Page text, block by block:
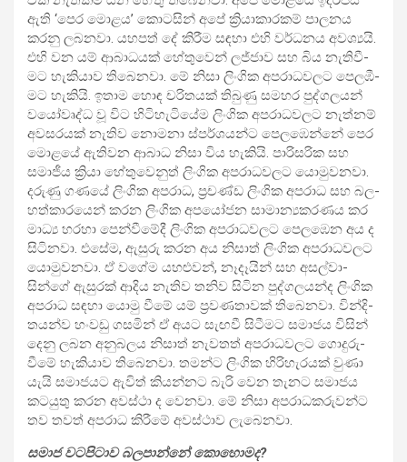
ඇති ‘පෙර මොළය’ කොට­සින් අපේ ක්‍රියා­කා­ර­කම් පාල­නය
කරනු ලබ­නවා. යහ­පත් දේ කිරීම සඳහා එහි වර්ධ­නය අව­ශ්‍යයි.
එහි වන යම් ආබා­ධ­යක් හේතු­වෙන් ලජ්ජාව සහ බිය නැති­වී­
මට හැකි­යාව තිබෙ­නවා. මේ නිසා ලිංගික අප­රා­ධ­ව­ලට පෙල­ඹී­
මට හැකියි. ඉතාම හොඳ චරි­ත­යක් තිබුණු සම­හර පුද්ග­ල­යන්
වයෝ­වෘද්ධ වූ විට හිටි­හැ­ටි­යේම ලිංගික අප­රා­ධ­ව­ලට නැත්නම්
අව­ස­ර­යක් නැතිව නොමනා ස්පර්ශ­යන්ට පෙල­ඹෙන්නේ පෙර
මොළයේ ඇති­වන ආබාධ නිසා විය හැකියි. පාරි­ස­රික සහ
සමා­ජීය ක්‍රියා හේතු­වෙ­නුත් ලිංගික අප­රා­ධ­ව­ලට යොමු­ව­නවා.
දරුණු ගණයේ ලිංගික අප­රාධ, ප්‍රචණ්ඩ ලිංගික අප­රාධ සහ බල­
හ­ත්කා­ර­යෙන් කරන ලිංගික අප­යෝ­ජන සාමා­න්‍ය­ක­ර­ණය කර
මාධ්‍ය හරහා පෙන්වී­මේදී ලිංගික අප­රා­ධ­ව­ලට පෙල­ඹෙන අය ද
සිටි­නවා. එසේම, ඇසුරු කරන අය නිසාත් ලිංගික අප­රා­ධ­ව­ලට
යොමු­ව­නවා. ඒ වගේම යහ­ළු­වන්, නෑදෑ­යින් සහ අස­ල්වා­
සින්ගේ ඇසු­රක් ආදිය නැතිව තනිව සිටින පුද්ග­ල­යන්ද ලිංගික
අප­රාධ සඳහා යොමු වීමේ යම් ප්‍රව­ණ­තා­වක් තිබෙ­නවා. වින්දි­
ත­යන්ව හංවඩු ගස­මින් ඒ අයට සැඟවී සිටී­මට සමා­ජය විසින්
දෙනු ලබන අනු­බ­ලය නිසාත් නැව­තත් අප­රා­ධ­ව­ලට ගොදු­රු­
වීමේ හැකි­යාව තිබෙ­නවා. තමන්ට ලිංගික හිරි­හැ­ර­යක් වුණා
යැයි සමා­ජ­යට ඇවිත් කිය­න්නට බැරි වෙන තැනට සමා­ජය
කට­යුතු කරන අවස්ථා ද වෙනවා. මේ නිසා අප­රා­ධ­ක­රු­වන්ට
තව තවත් අප­රාධ කිරීමේ අව­ස්ථාව ලැබෙ­නවා.
සමාජ වට­පි­ටාව බල­පාන්නේ කොහො­මද?